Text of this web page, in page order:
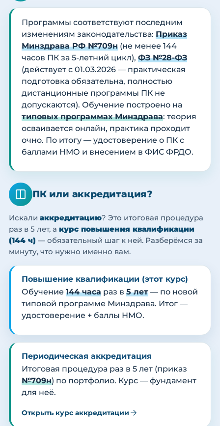
Программы соответствуют последним
изменениям законодательства: Приказ
Минздрава РФ №709н (не менее 144
часов ПК за 5-летний цикл), ФЗ №28-ФЗ
(действует с 01.03.2026 — практическая
подготовка обязательна, полностью
дистанционные программы ПК не
допускаются). Обучение построено на
типовых программах Минздрава: теория
осваивается онлайн, практика проходит
очно. По итогу — удостоверение о ПК с
баллами НМО и внесением в ФИС ФРДО.
ПК или аккредитация?
Искали аккредитацию? Это итоговая процедура
раз в 5 лет, а курс повышения квалификации
(144 ч) — обязательный шаг к ней. Разберёмся за
минуту, что нужно именно вам.
Повышение квалификации (этот курс)
Обучение 144 часа раз в 5 лет — по новой
типовой программе Минздрава. Итог —
удостоверение + баллы НМО.
Периодическая аккредитация
Итоговая процедура раз в 5 лет (приказ
№709н) по портфолио. Курс — фундамент
для неё.
Открыть курс аккредитации